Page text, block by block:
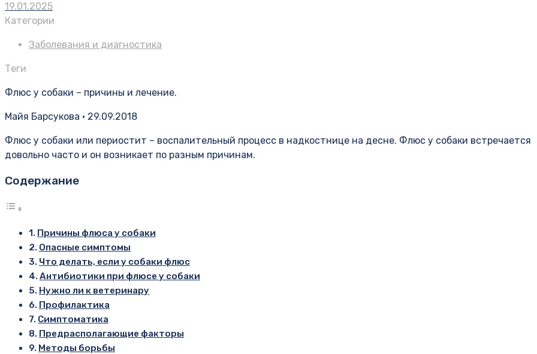
19.01.2025
Категории
Заболевания и диагностика
Теги
Флюс у собаки – причины и лечение.
Майя Барсукова • 29.09.2018
Флюс у собаки или периостит – воспалительный процесс в надкостнице на десне. Флюс у собаки встречается
довольно часто и он возникает по разным причинам.
Содержание
Причины флюса у собаки
Опасные симптомы
Что делать, если у собаки флюс
Антибиотики при флюсе у собаки
Нужно ли к ветеринару
Профилактика
Симптоматика
Предрасполагающие факторы
Методы борьбы